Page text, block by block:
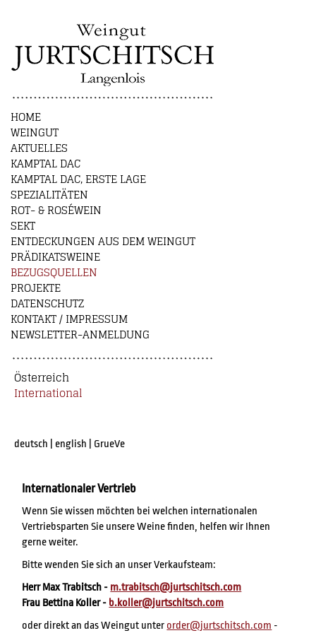
HOME
WEINGUT
AKTUELLES
KAMPTAL DAC
KAMPTAL DAC, ERSTE LAGE
SPEZIALITÄTEN
ROT- & ROSÉWEIN
SEKT
ENTDECKUNGEN AUS DEM WEINGUT
PRÄDIKATSWEINE
BEZUGSQUELLEN
PROJEKTE
DATENSCHUTZ
KONTAKT / IMPRESSUM
NEWSLETTER-ANMELDUNG
Österreich
International
deutsch english GrueVe
Internationaler Vertrieb
Wenn Sie wissen möchten bei welchen internationalen
Vertriebsparten Sie unsere Weine finden, helfen wir Ihnen
gerne weiter.
Bitte wenden Sie sich an unser Verkaufsteam:
Herr Max Trabitsch - m.trabitsch@jurtschitsch.com
Frau Bettina Koller - b.koller@jurtschitsch.com
oder direkt an das Weingut unter order@jurtschitsch.com -